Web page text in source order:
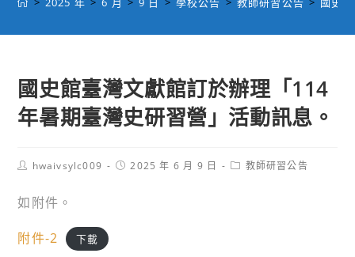
國史館臺灣文獻館訂於辦理「114
年暑期臺灣史研習營」活動訊息。
Posthwaivsylc009
Post2025 年 6 月 9 日
Post教師研習公告
如附件。
附件-2 下載